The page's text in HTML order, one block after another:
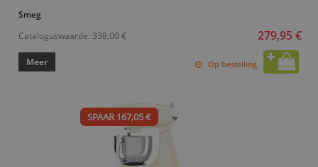
Smeg
Cataloguswaarde: 338,00 € 279,95 €
Meer Op bestelling
SPAAR 167,05 €